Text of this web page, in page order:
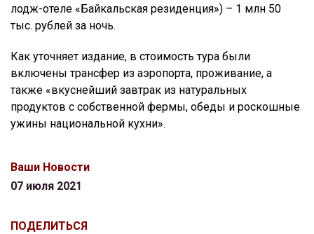
лодж-отеле «Байкальская резиденция») – 1 млн 50
тыс. рублей за ночь.
Как уточняет издание, в стоимость тура были
включены трансфер из аэропорта, проживание, а
также «вкуснейший завтрак из натуральных
продуктов с собственной фермы, обеды и роскошные
ужины национальной кухни».
Ваши Новости
07 июля 2021
ПОДЕЛИТЬСЯ